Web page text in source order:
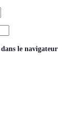
le navigateur